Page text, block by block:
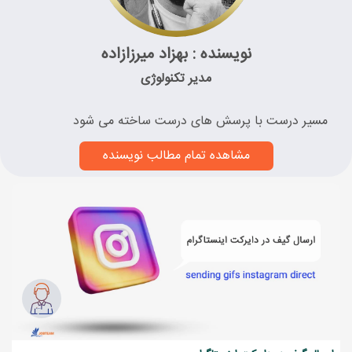
نویسنده : بهزاد میرزازاده
مدیر تکنولوژی
مسیر درست با پرسش های درست ساخته می شود
مشاهده تمام مطالب نویسنده